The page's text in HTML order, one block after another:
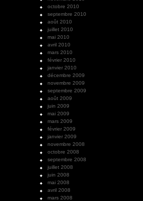
octobre 2010
septembre 2010
août 2010
juillet 2010
mai 2010
avril 2010
mars 2010
février 2010
janvier 2010
décembre 2009
novembre 2009
septembre 2009
août 2009
juin 2009
mai 2009
mars 2009
février 2009
janvier 2009
novembre 2008
octobre 2008
septembre 2008
juillet 2008
juin 2008
mai 2008
avril 2008
mars 2008